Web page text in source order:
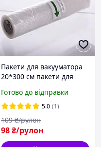
Пакети для вакууматора
20*300 см пакети для
рулоні
Готово до відправки
5.0 (1)
98₴/рулон
109 ₴/рулон